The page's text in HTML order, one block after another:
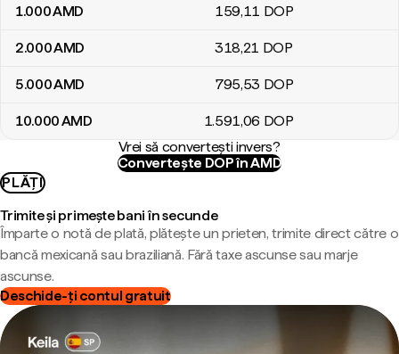
1.000AMD 159,11 DOP
2.000AMD 318,21 DOP
5.000AMD 795,53 DOP
10.000AMD 1.591,06 DOP
Vrei să convertești invers?
Convertește DOP în AMD
PLĂȚI
Trimite și primește bani în secunde
Împarte o notă de plată, plătește un prieten, trimite direct către o
bancă mexicană sau braziliană. Fără taxe ascunse sau marje
ascunse.
Deschide-ți contul gratuit